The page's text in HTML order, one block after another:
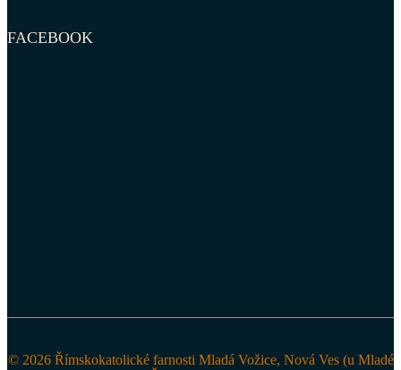
FACEBOOK
© 2026 Římskokatolické farnosti Mladá Vožice, Nová Ves (u Mladé